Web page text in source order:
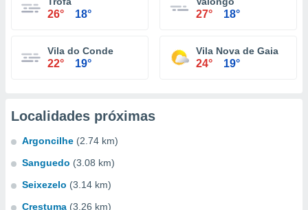
26° 18° 27° 18°
Vila do Conde
22° 19°
Vila Nova de Gaia
24° 19°
Localidades próximas
Argoncilhe (2.74 km)
Sanguedo (3.08 km)
Seixezelo (3.14 km)
Crestuma (3.26 km)